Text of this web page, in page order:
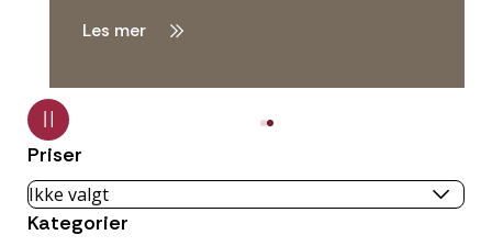
Les mer
Priser
Kategorier